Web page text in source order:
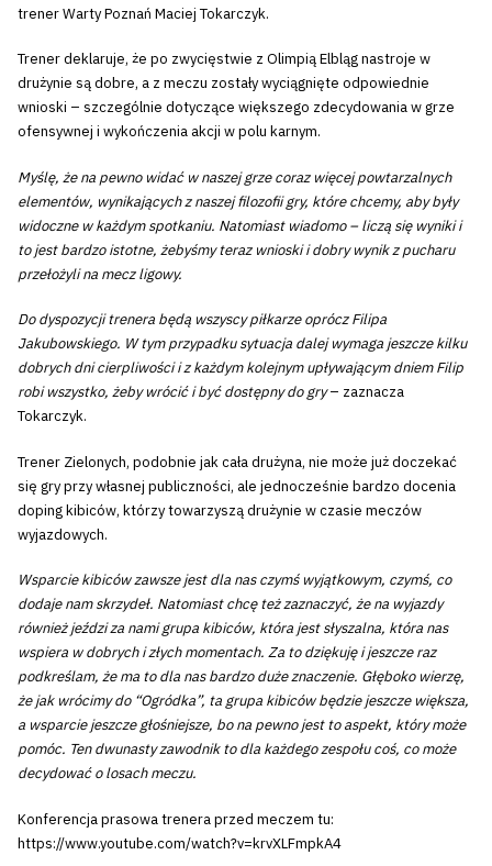
trener Warty Poznań Maciej Tokarczyk.
Trener deklaruje, że po zwycięstwie z Olimpią Elbląg nastroje w
drużynie są dobre, a z meczu zostały wyciągnięte odpowiednie
wnioski – szczególnie dotyczące większego zdecydowania w grze
ofensywnej i wykończenia akcji w polu karnym.
Myślę, że na pewno widać w naszej grze coraz więcej powtarzalnych
elementów, wynikających z naszej filozofii gry, które chcemy, aby były
widoczne w każdym spotkaniu. Natomiast wiadomo – liczą się wyniki i
to jest bardzo istotne, żebyśmy teraz wnioski i dobry wynik z pucharu
przełożyli na mecz ligowy.
Do dyspozycji trenera będą wszyscy piłkarze oprócz Filipa
Jakubowskiego. W tym przypadku sytuacja dalej wymaga jeszcze kilku
dobrych dni cierpliwości i z każdym kolejnym upływającym dniem Filip
robi wszystko, żeby wrócić i być dostępny do gry– zaznacza
Tokarczyk.
Trener Zielonych, podobnie jak cała drużyna, nie może już doczekać
się gry przy własnej publiczności, ale jednocześnie bardzo docenia
doping kibiców, którzy towarzyszą drużynie w czasie meczów
wyjazdowych.
Wsparcie kibiców zawsze jest dla nas czymś wyjątkowym, czymś, co
dodaje nam skrzydeł. Natomiast chcę też zaznaczyć, że na wyjazdy
również jeździ za nami grupa kibiców, która jest słyszalna, która nas
wspiera w dobrych i złych momentach. Za to dziękuję i jeszcze raz
podkreślam, że ma to dla nas bardzo duże znaczenie. Głęboko wierzę,
że jak wrócimy do “Ogródka”, ta grupa kibiców będzie jeszcze większa,
a wsparcie jeszcze głośniejsze, bo na pewno jest to aspekt, który może
pomóc. Ten dwunasty zawodnik to dla każdego zespołu coś, co może
decydować o losach meczu.
Konferencja prasowa trenera przed meczem tu:
https://www.youtube.com/watch?v=krvXLFmpkA4